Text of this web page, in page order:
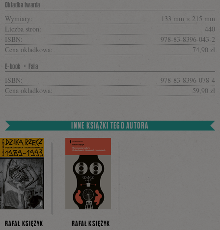
Okładka twarda
Wymiary:
133 mm × 215 mm
Liczba stron:
440
ISBN:
978-83-8396-043-2
Cena okładkowa:
74,90 zł
E-book・Fala
ISBN:
978-83-8396-078-4
Cena okładkowa:
59,90 zł
INNE KSIĄŻKI TEGO AUTORA
RAFAŁ KSIĘŻYK RAFAŁ KSIĘŻYK